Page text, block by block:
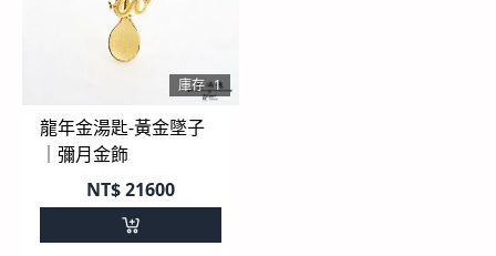
庫存 1
龍年金湯匙-黃金墜子
｜彌月金飾
NT$21600